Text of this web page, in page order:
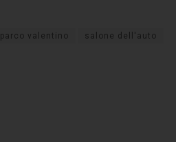
parco valentino salone dell'auto